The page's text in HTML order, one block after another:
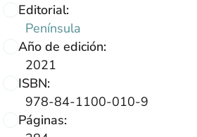
Editorial:
Península
Año de edición:
2021
ISBN:
978-84-1100-010-9
Páginas: